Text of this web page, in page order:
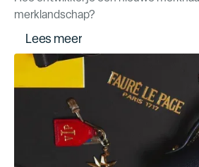
merklandschap?
Lees meer